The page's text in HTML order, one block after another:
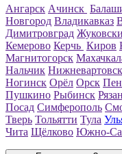
Ангарск Ачинск
Новгород Владикавказ
Димитровград
Кемерово Керчь Киров
Магнитогорск
Нальчик Нижневартовск
Ногинск Орёл Орск
Пушкино Рыбинск
Посад Симферополь
Тверь Тольятти Тула
Чита Щёлково Южно-